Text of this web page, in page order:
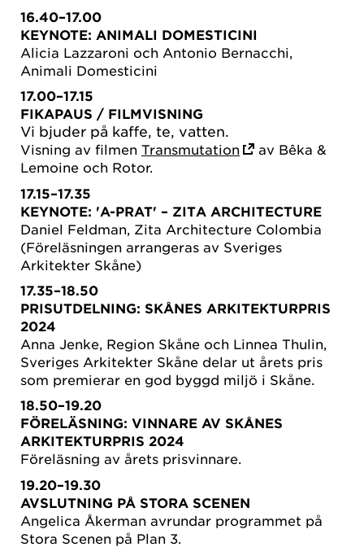
16.40–17.00
KEYNOTE: ANIMALI DOMESTICINI
Alicia Lazzaroni och Antonio Bernacchi,
Animali Domesticini
17.00–17.15
FIKAPAUS / FILMVISNING
Vi bjuder på kaffe, te, vatten.
Visning av filmen Transmutation
av Bêka &
Lemoine och Rotor.
17.15–17.35
KEYNOTE: 'A-PRAT' – ZITA ARCHITECTURE
Daniel Feldman, Zita Architecture Colombia
(Föreläsningen arrangeras av Sveriges
Arkitekter Skåne)
17.35–18.50
PRISUTDELNING: SKÅNES ARKITEKTURPRIS
2024
Anna Jenke, Region Skåne och Linnea Thulin,
Sveriges Arkitekter Skåne delar ut årets pris
som premierar en god byggd miljö i Skåne.
18.50–19.20
FÖRELÄSNING: VINNARE AV SKÅNES
ARKITEKTURPRIS 2024
Föreläsning av årets prisvinnare.
19.20–19.30
AVSLUTNING PÅ STORA SCENEN
Angelica Åkerman avrundar programmet på
Stora Scenen på Plan 3.